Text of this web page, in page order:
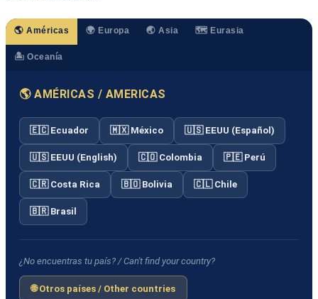
🌎 Américas 🌍 Europa 🌏 Asia 🗺️ Eurasia
🏝️ Oceanía
🌎 AMÉRICAS / AMERICAS
🇪🇨 Ecuador 🇲🇽 México 🇺🇸 EEUU (Español)
🇺🇸 EEUU (English) 🇨🇴 Colombia 🇵🇪 Perú
🇨🇷 Costa Rica 🇧🇴 Bolivia 🇨🇱 Chile
🇧🇷 Brasil
¿No encuentras tu país? / Can't find your country?
🌐 Otros países / Other countries